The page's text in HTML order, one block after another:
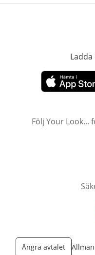
öppnas i nytt
Följ Your Look...
Ångra avtalet